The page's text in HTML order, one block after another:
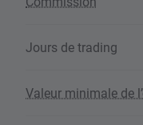
Jours de trading
Valeur minimale de